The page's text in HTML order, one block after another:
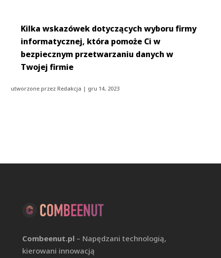
Kilka wskazówek dotyczących wyboru firmy
informatycznej, która pomoże Ci w
bezpiecznym przetwarzaniu danych w
Twojej firmie
utworzone przezRedakcja | gru 14, 2023
Combeenut.pl– Napędzani technologią,
kierowani innowacją